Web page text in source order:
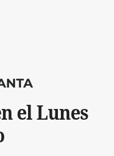
el Lunes